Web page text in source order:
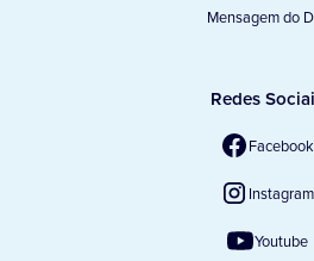
Mensagem do
Redes
Facebook
Instagram
Youtube